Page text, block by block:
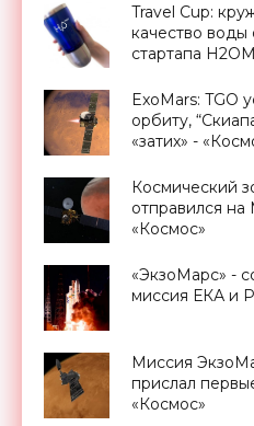
Travel Cup:
качество воды
стартапа
ExoMars: TGO
орбиту,
«затих» -
Космический
отправился
«Космос»
«ЭкзоМарс» -
миссия ЕКА и
Миссия
прислал
«Космос»